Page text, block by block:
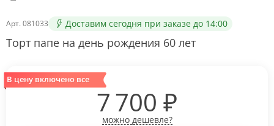
Арт. 081033 Доставим сегодня при заказе до 14:00
Торт папе на день рождения 60 лет
В цену включено все
7 700 ₽
можно дешевле?